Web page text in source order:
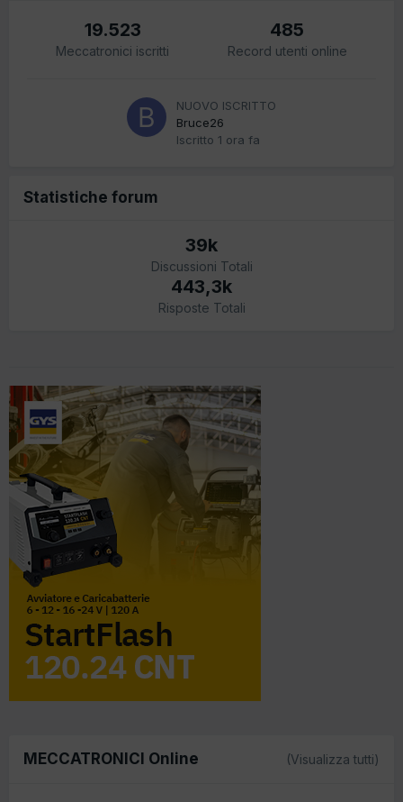
19.523
Meccatronici iscritti
485
Record utenti online
NUOVO ISCRITTO
Bruce26
Iscritto 1 ora fa
Statistiche forum
39k
Discussioni Totali
443,3k
Risposte Totali
MECCATRONICI Online (Visualizza tutti)